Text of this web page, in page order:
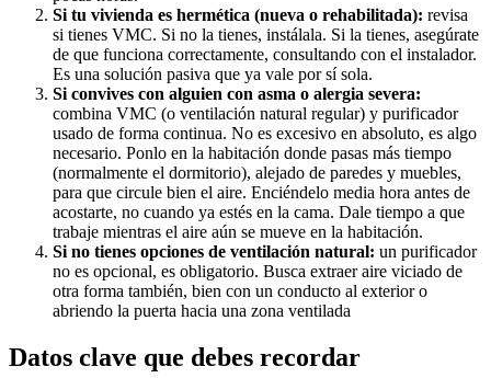
Si tu vivienda es hermética (nueva o rehabilitada): revisa
si tienes VMC. Si no la tienes, instálala. Si la tienes, asegúrate
de que funciona correctamente, consultando con el instalador.
Es una solución pasiva que ya vale por sí sola.
Si convives con alguien con asma o alergia severa:
combina VMC (o ventilación natural regular) y purificador
usado de forma continua. No es excesivo en absoluto, es algo
necesario. Ponlo en la habitación donde pasas más tiempo
(normalmente el dormitorio), alejado de paredes y muebles,
para que circule bien el aire. Enciéndelo media hora antes de
acostarte, no cuando ya estés en la cama. Dale tiempo a que
trabaje mientras el aire aún se mueve en la habitación.
Si no tienes opciones de ventilación natural: un purificador
no es opcional, es obligatorio. Busca extraer aire viciado de
otra forma también, bien con un conducto al exterior o
abriendo la puerta hacia una zona ventilada
Datos clave que debes recordar